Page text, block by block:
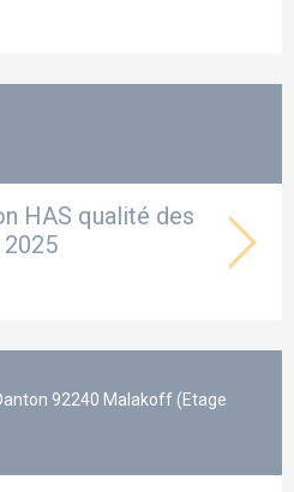
HAS qualité des
92240 Malakoff (Etage